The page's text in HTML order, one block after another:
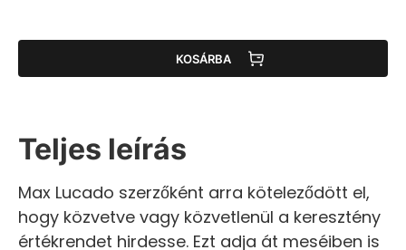
KOSÁRBA
Teljes leírás
Max Lucado szerzőként arra köteleződött el,
hogy közvetve vagy közvetlenül a keresztény
értékrendet hirdesse. Ezt adja át meséiben is